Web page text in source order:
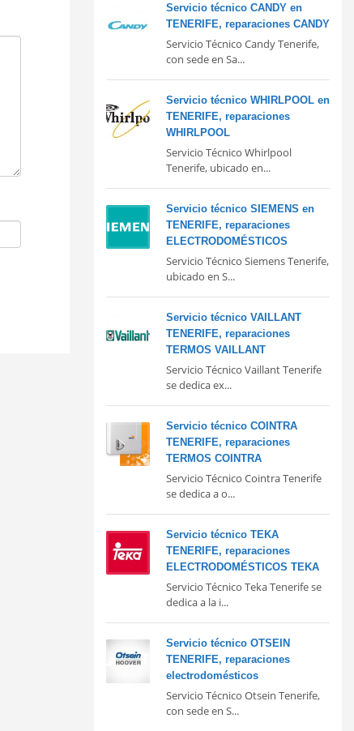
Servicio técnico CANDY en
TENERIFE, reparaciones CANDY
Servicio Técnico Candy Tenerife,
con sede en Sa...
Servicio técnico WHIRLPOOL en
TENERIFE, reparaciones
WHIRLPOOL
Servicio Técnico Whirlpool
Tenerife, ubicado en...
Servicio técnico SIEMENS en
TENERIFE, reparaciones
ELECTRODOMÉSTICOS
Servicio Técnico Siemens Tenerife,
ubicado en S...
Servicio técnico VAILLANT
TENERIFE, reparaciones
TERMOS VAILLANT
Servicio Técnico Vaillant Tenerife
se dedica ex...
Servicio técnico COINTRA
TENERIFE, reparaciones
TERMOS COINTRA
Servicio Técnico Cointra Tenerife
se dedica a o...
Servicio técnico TEKA
TENERIFE, reparaciones
ELECTRODOMÉSTICOS TEKA
Servicio Técnico Teka Tenerife se
dedica a la i...
Servicio técnico OTSEIN
TENERIFE, reparaciones
electrodomésticos
Servicio Técnico Otsein Tenerife,
con sede en S...